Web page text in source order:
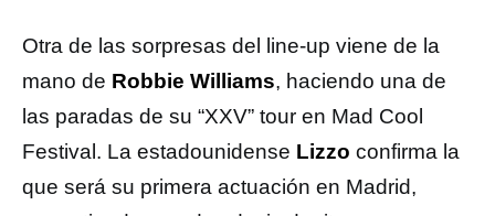
Otra de las sorpresas del line-up viene de la
mano de Robbie Williams, haciendo una de
las paradas de su “XXV” tour en Mad Cool
Festival. La estadounidense Lizzo confirma la
que será su primera actuación en Madrid,